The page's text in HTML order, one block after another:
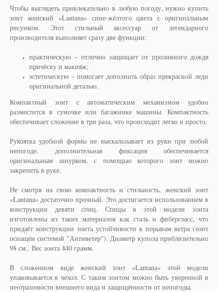
Чтобы выглядеть привлекательно в любую погоду, нужно купить
зонт женский «Lantana» сине-жёлтого цвета с оригинальным
рисунком. Этот стильный аксессуар от легендарного
производителя выполняет сразу две функции:
практическую – отлично защищает от проливного дождя
причёску и макияж;
эстетическую – помогает дополнить образ прекрасной леди
оригинальной деталью.
Компактный зонт с автоматическим механизмом удобно
разместится в сумочке или багажнике машины. Компактность
обеспечивает сложение в три раза, что происходит легко и просто.
Рукоятка удобной формы не выскальзывает из руки при любой
непогоде, дополнительная фиксация обеспечивается
оригинальным шнурком, с помощью которого зонт можно
закрепить в руке.
Не смотря на свою компактность и стильность, женский зонт
«Lantana» достаточно прочный. Это достигается использованием в
конструкции девяти спиц. Спицы в этой модели зонта
изготовлены из таких материалов как сталь и фибергласс, что
придаёт конструкции зонта устойчивости к порывам ветра (зонт
оснащён системой "Антиветер"). Диаметр купола приблизительно
98 см.. Вес зонта 440 грамм.
В сложенном виде женский зонт «Lantana» этой модели
упаковывается в чехол. С таким зонтом можно быть уверенной в
неотразимости внешнего вида и защищённости от непогоды.